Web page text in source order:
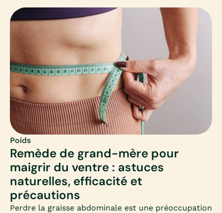
panorama clair et adapté, à destination des femmes
qui souhaitent perdre du poids et s’interrogent sur
Poids
Remède de grand-mère pour
maigrir du ventre : astuces
naturelles, efficacité et
précautions
Perdre la graisse abdominale est une préoccupation